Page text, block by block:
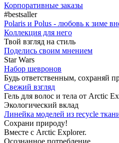
Корпоративные заказы
#bestsaller
Polaris и Polus - любовь к зиме
Коллекция для него
Твой взгляд на стиль
Поделись своим мнением
Star Wars
Набор шевронов
Будь ответственным, сохраняй
Свежий взгляд
Гель для волос и тела от Arctic
Экологический вклад
Линейка моделей из recycle
Сохрани природу!
Вместе с Arctic Explorer.
Осознанное потребление